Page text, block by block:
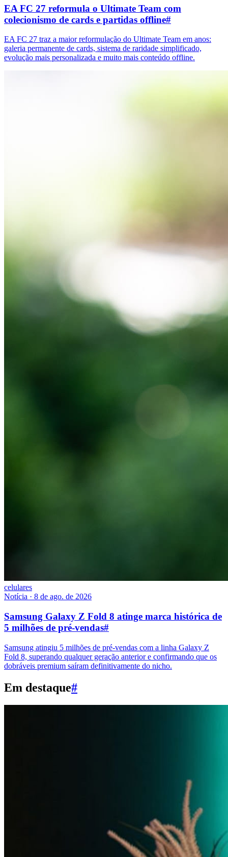
EA FC 27 reformula o Ultimate Team com
colecionismo de cards e partidas offline#
EA FC 27 traz a maior reformulação do Ultimate Team em anos:
galeria permanente de cards, sistema de raridade simplificado,
evolução mais personalizada e muito mais conteúdo offline.
celulares
Notícia · 8 de ago. de 2026
Samsung Galaxy Z Fold 8 atinge marca histórica de
5 milhões de pré-vendas#
Samsung atingiu 5 milhões de pré-vendas com a linha Galaxy Z
Fold 8, superando qualquer geração anterior e confirmando que os
dobráveis premium saíram definitivamente do nicho.
Em destaque#